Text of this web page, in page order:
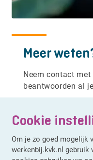
Cookie
Om je zo goed mogelijk
werkenbij.kvk.nl
Meer
Neem contact
beantwoorden al
Stuur een